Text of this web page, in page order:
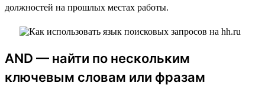
должностей на прошлых местах работы.
AND — найти по нескольким
ключевым словам или фразам